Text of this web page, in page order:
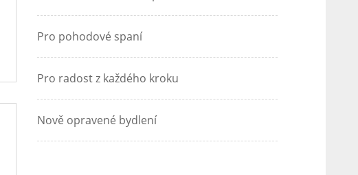
Pro pohodové spaní
Pro radost z každého kroku
Nově opravené bydlení